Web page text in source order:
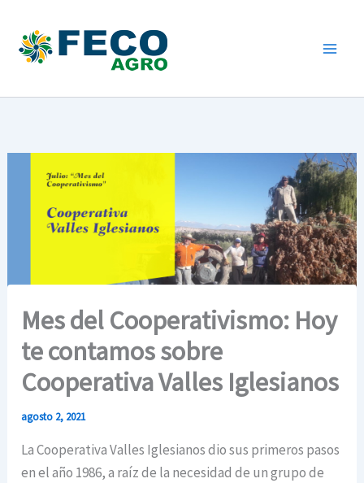
contenido
Mes del Cooperativismo: Hoy
te contamos sobre
Cooperativa Valles Iglesianos
agosto 2, 2021
La Cooperativa Valles Iglesianos dio sus primeros pasos
en el año 1986, a raíz de la necesidad de un grupo de